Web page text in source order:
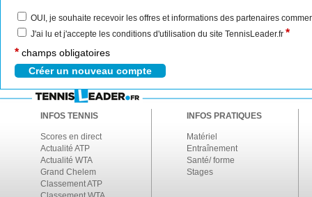
OUI, je souhaite recevoir les offres et informations des partenaires
J'ai lu et j'accepte les conditions d'utilisation du site TennisLeader.fr *
* champs obligatoires
INFOS TENNIS
Scores en direct
Actualité ATP
Actualité WTA
Grand Chelem
Classement ATP
INFOS PRATIQUES
Matériel
Entraînement
Santé/ forme
Stages